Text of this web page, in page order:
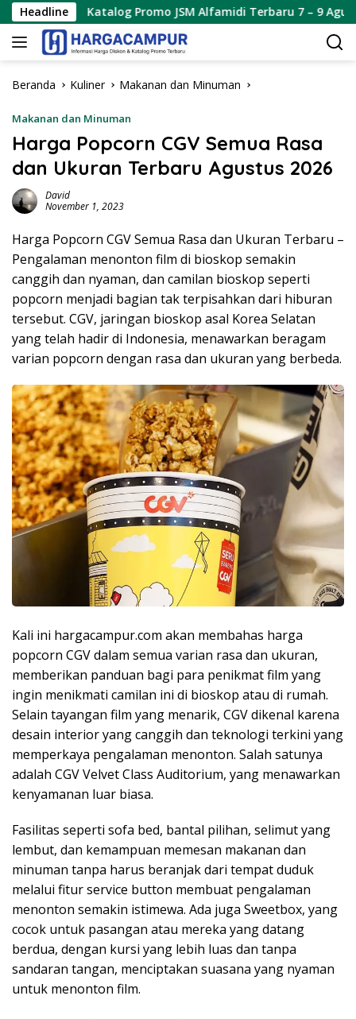
Langsung
ke
konten
Headline
Katalog Promo JSM Alfamidi Terbaru 7 – 9 Agustus 2026
Beranda Kuliner Makanan dan Minuman
Makanan dan Minuman
Harga Popcorn CGV Semua Rasa
dan Ukuran Terbaru Agustus 2026
David
November 1, 2023
Harga Popcorn CGV Semua Rasa dan Ukuran Terbaru –
Pengalaman menonton film di bioskop semakin
canggih dan nyaman, dan camilan bioskop seperti
popcorn menjadi bagian tak terpisahkan dari hiburan
tersebut. CGV, jaringan bioskop asal Korea Selatan
yang telah hadir di Indonesia, menawarkan beragam
varian popcorn dengan rasa dan ukuran yang berbeda.
Kali ini hargacampur.com akan membahas harga
popcorn CGV dalam semua varian rasa dan ukuran,
memberikan panduan bagi para penikmat film yang
ingin menikmati camilan ini di bioskop atau di rumah.
Selain tayangan film yang menarik, CGV dikenal karena
desain interior yang canggih dan teknologi terkini yang
memperkaya pengalaman menonton. Salah satunya
adalah CGV Velvet Class Auditorium, yang menawarkan
kenyamanan luar biasa.
Fasilitas seperti sofa bed, bantal pilihan, selimut yang
lembut, dan kemampuan memesan makanan dan
minuman tanpa harus beranjak dari tempat duduk
melalui fitur service button membuat pengalaman
menonton semakin istimewa. Ada juga Sweetbox, yang
cocok untuk pasangan atau mereka yang datang
berdua, dengan kursi yang lebih luas dan tanpa
sandaran tangan, menciptakan suasana yang nyaman
untuk menonton film.